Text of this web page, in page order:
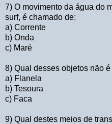
7) O movimento da água do
surf, é chamado de:
a) Corrente
b) Onda
c) Maré
8) Qual desses objetos não
a) Flanela
b) Tesoura
c) Faca
9) Qual destes meios de